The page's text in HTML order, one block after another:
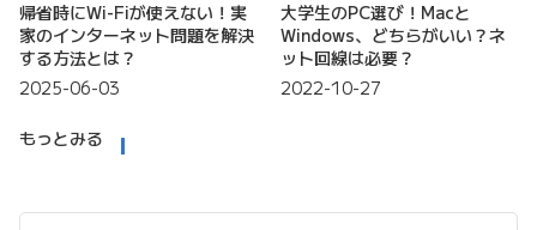
帰省時にWi-Fiが使えない！実
家のインターネット問題を解決
する方法とは？
2025-06-03
大学生のPC選び！Macと
Windows、どちらがいい？ネ
ット回線は必要？
2022-10-27
もっとみる